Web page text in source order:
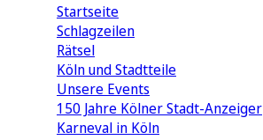
Startseite
Schlagzeilen
Rätsel
Köln und Stadtteile
Unsere Events
150 Jahre Kölner Stadt-Anzeiger
Karneval in Köln